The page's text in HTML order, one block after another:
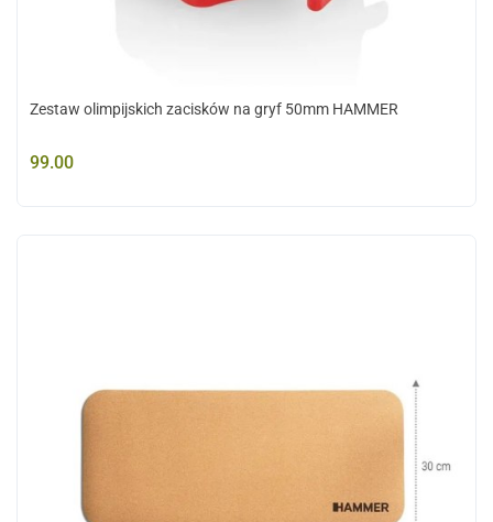
Zestaw olimpijskich zacisków na gryf 50mm HAMMER
99.00